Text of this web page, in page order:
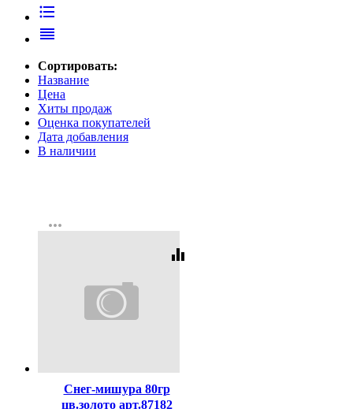
format_list_bulleted
reorder
Сортировать:
Название
Цена
Хиты продаж
Оценка покупателей
Дата добавления
В наличии
more_horiz
equalizer
Снег-мишура 80гр
цв.золото арт.87182